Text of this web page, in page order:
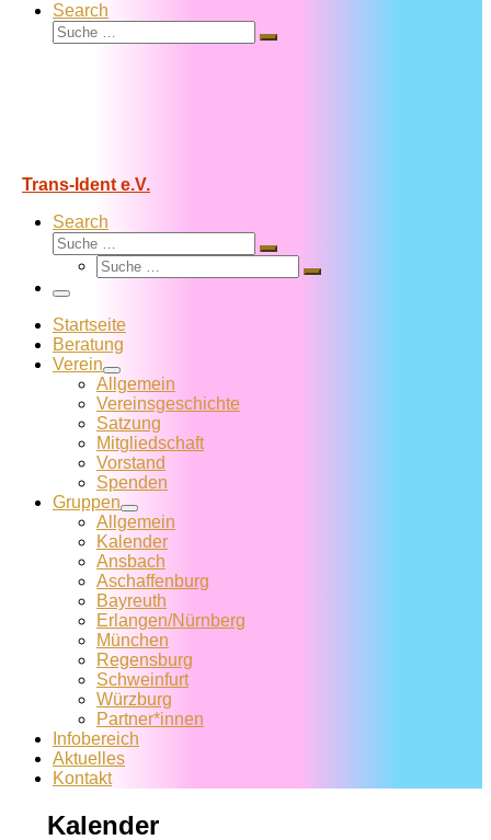
Search
Suche
Suche
Trans-Ident e.V.
Search
Suche
Suche
Suche
Suche
Menü
Startseite
Beratung
Verein
Allgemein
Vereins­geschichte
Satzung
Mitglied­schaft
Vorstand
Spenden
Gruppen
Allgemein
Kalender
Ansbach
Aschaffenburg
Bayreuth
Erlangen/Nürnberg
München
Regensburg
Schweinfurt
Würzburg
Partner*innen
Infobereich
Aktuelles
Kontakt
Kalender